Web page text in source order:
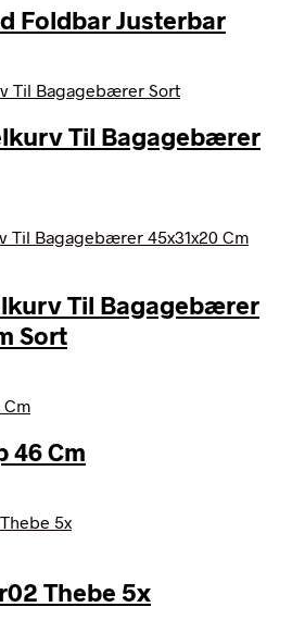
Foldbar Justerbar
Til Bagagebærer
Til Bagagebærer
Sort
46 Cm
Thebe 5x